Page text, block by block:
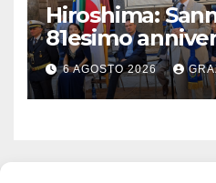
Hiroshima:
81esimo
monito per
6 AGOSTO 2026